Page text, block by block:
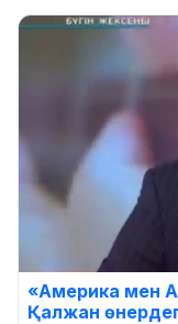
«Америка мен
Қалжан